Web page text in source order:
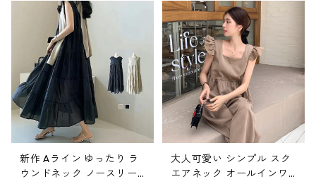
新作 Aライン ゆったり ラ
ウンドネック ノースリー
大人可愛い シンプル スク
エアネック オールインワ